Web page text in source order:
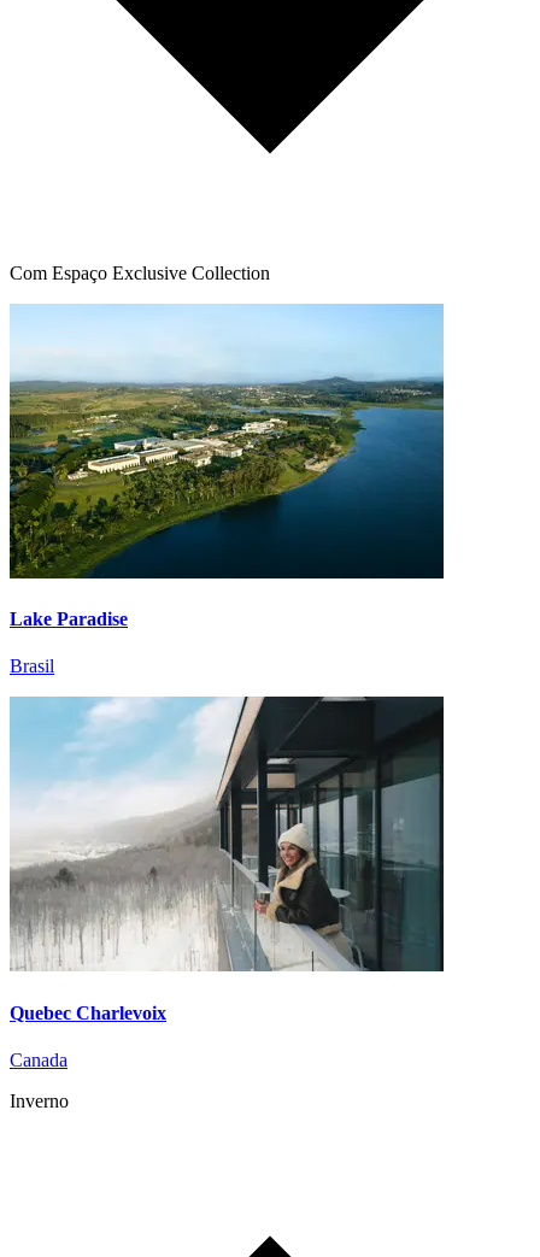
Com Espaço Exclusive Collection
Lake Paradise
Brasil
Quebec Charlevoix
Canada
Inverno